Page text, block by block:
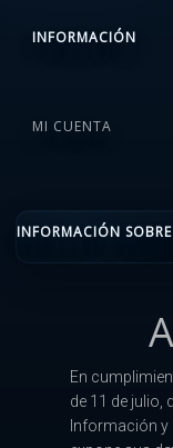
INFORMACIÓN
MI CUENTA
INFORMACIÓN
En
de 11 de julio,
Información